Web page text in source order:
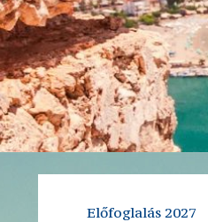
Előfoglalás 2027